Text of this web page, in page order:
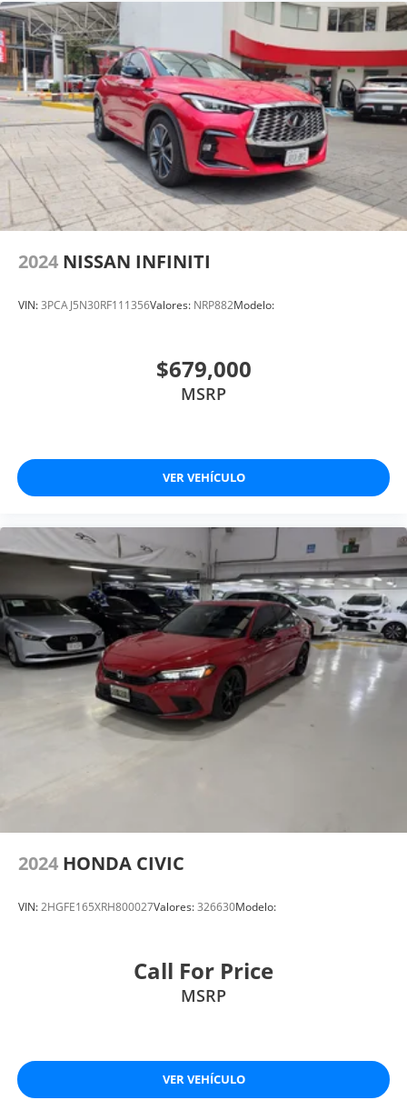
2024 NISSAN INFINITI
VIN:3PCAJ5N30RF111356Valores: NRP882Modelo:
$679,000
MSRP
VER VEHÍCULO
2024 HONDA CIVIC
VIN:2HGFE165XRH800027Valores:326630Modelo:
Call For Price
MSRP
VER VEHÍCULO